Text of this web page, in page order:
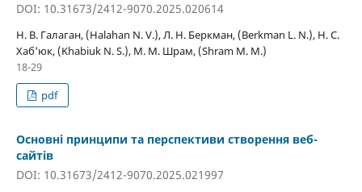
DOI: 10.31673/2412-9070.2025.020614
Н. В. Галаган, (Halahan N. V.), Л. Н. Беркман, (Berkman L. N.), Н. С.
Хаб'юк, (Khabiuk N. S.), М. М. Шрам, (Shram M. M.)
18-29
pdf
Основні принципи та перспективи створення веб-
сайтів
DOI: 10.31673/2412-9070.2025.021997